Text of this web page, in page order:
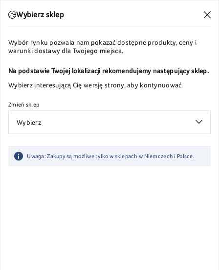
Wybierz sklep
Wybór rynku pozwala nam pokazać dostępne produkty, ceny i
warunki dostawy dla Twojego miejsca.
Na podstawie Twojej lokalizacji rekomendujemy następujący sklep.
Wybierz interesującą Cię wersję strony, aby kontynuować.
Zmień sklep
Wybierz
Uwaga: Zakupy są możliwe tylko w sklepach w Niemczech i Polsce.